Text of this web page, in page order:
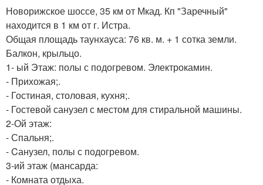
Новорижское шоссе, 35 км от Мкад. Кп "Заречный"
находится в 1 км от г. Истра.
Общая площадь таунхауса: 76 кв. м. + 1 сотка земли.
Балкон, крыльцо.
1- ый Этаж: полы с подогревом. Электрокамин.
- Прихожая;.
- Гостиная, столовая, кухня;.
- Гостевой санузел с местом для стиральной машины.
2-Ой этаж:
- Спальня;.
- Cанузел, полы с подогревом.
3-ий этаж (мансарда:
- Комната отдыха.